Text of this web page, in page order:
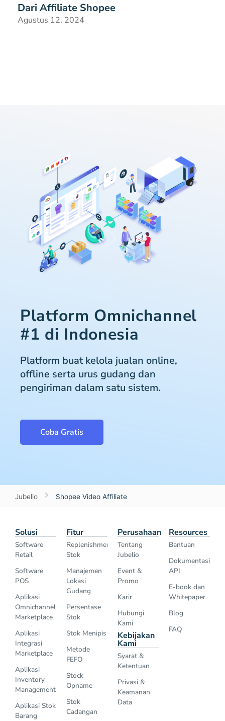
Dari Affiliate Shopee
Agustus 12, 2024
Platform Omnichannel
#1 di Indonesia
Platform buat kelola jualan online,
offline serta urus gudang dan
pengiriman dalam satu sistem.
Coba Gratis
Jubelio Shopee Video Affiliate
Solusi
Software
Retail
Software
POS
Aplikasi
Omnichannel
Marketplace
Aplikasi
Integrasi
Marketplace
Aplikasi
Inventory
Management
Aplikasi Stok
Barang
Fitur
Replenishment
Stok
Manajemen
Lokasi
Gudang
Persentase
Stok
Stok Menipis
Metode
FEFO
Stock
Opname
Stok
Cadangan
Perusahaan
Tentang
Jubelio
Event &
Promo
Karir
Hubungi
Kami
Kebijakan
Kami
Syarat &
Ketentuan
Privasi &
Keamanan
Data
Resources
Bantuan
Dokumentasi
API
E-book dan
Whitepaper
Blog
FAQ